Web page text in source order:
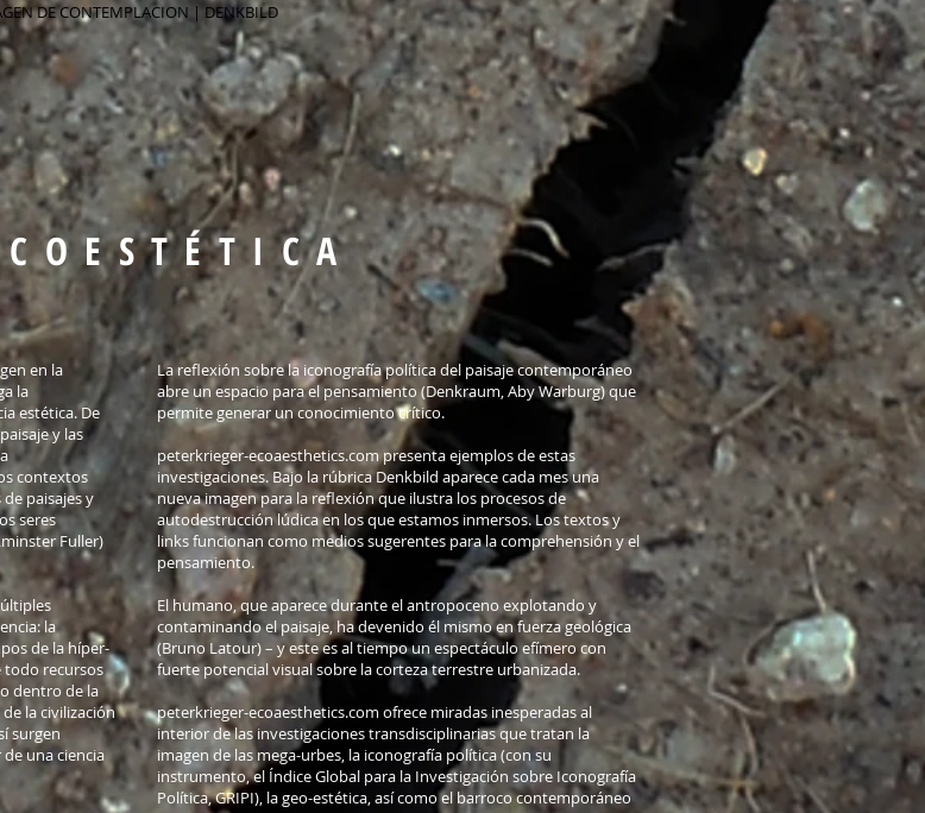
DE CONTEMPLACION | DENKBILD
C O E S T É T I C A
en la
la
estética. De
y las
contextos
paisajes y
seres
Fuller)
la
de la híper-
todo recursos
dentro de la
la civilización
surgen
una ciencia
La reflexión sobre la iconografía política del paisaje contemporáneo
abre un espacio para el pensamiento (Denkraum, Aby Warburg) que
permite generar un conocimiento crítico.
peterkrieger-ecoaesthetics.com presenta ejemplos de estas
investigaciones. Bajo la rúbrica Denkbild aparece cada mes una
nueva imagen para la reflexión que ilustra los procesos de
autodestrucción lúdica en los que estamos inmersos. Los textos y
links funcionan como medios sugerentes para la comprehensión y el
pensamiento.
El humano, que aparece durante el antropoceno explotando y
contaminando el paisaje, ha devenido él mismo en fuerza geológica
(Bruno Latour) – y este es al tiempo un espectáculo efímero con
fuerte potencial visual sobre la corteza terrestre urbanizada.
peterkrieger-ecoaesthetics.com ofrece miradas inesperadas al
interior de las investigaciones transdisciplinarias que tratan la
imagen de las mega-urbes, la iconografía política (con su
instrumento, el Índice Global para la Investigación sobre Iconografía
Política, GRIPI), la geo-estética, así como el barroco contemporáneo